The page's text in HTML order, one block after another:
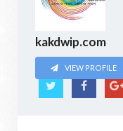
kakdwip.com
VIEW PROFILE